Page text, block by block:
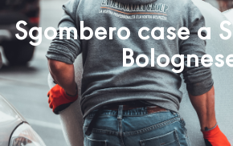
Sgombero case a